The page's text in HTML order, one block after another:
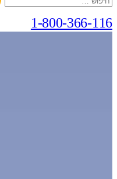
1-800-366-116